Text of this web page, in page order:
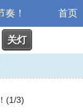
！ 首页
关灯
(1/3)